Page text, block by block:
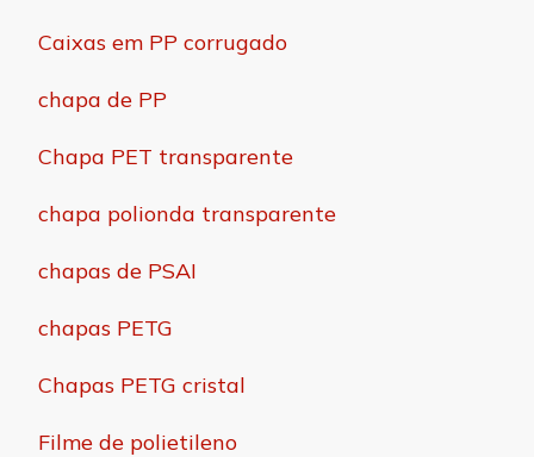
Caixas em PP corrugado
chapa de PP
Chapa PET transparente
chapa polionda transparente
chapas de PSAI
chapas PETG
Chapas PETG cristal
Filme de polietileno